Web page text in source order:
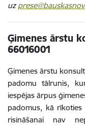
uz
Ģimenes ārstu
66016001
Ģimenes ārstu
padomu tālrunis,
iespējas ārpus
padomus, kā
risināšanai nav